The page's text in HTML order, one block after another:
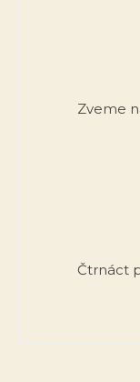
Zveme
Čtrnáct